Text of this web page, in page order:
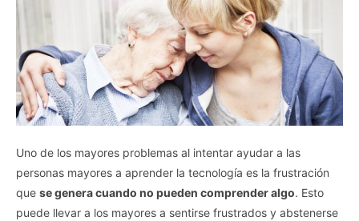
Uno de los mayores problemas al intentar ayudar a las
personas mayores a aprender la tecnología es la frustración
que se genera cuando no pueden comprender algo. Esto
puede llevar a los mayores a sentirse frustrados y abstenerse